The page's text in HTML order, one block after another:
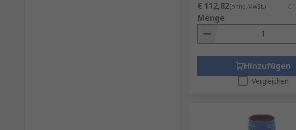
€ 112,82(ohne MwSt.) €
Menge
Hinzufügen
Vergleichen